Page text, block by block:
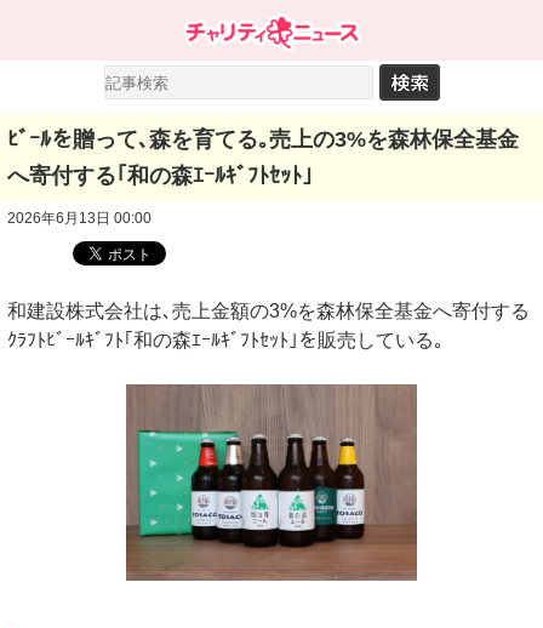
ﾋﾞｰﾙを贈って､森を育てる｡売上の3%を森林保全基金
へ寄付する｢和の森ｴｰﾙｷﾞﾌﾄｾｯﾄ｣
2026年6月13日 00:00
和建設株式会社は､売上金額の3%を森林保全基金へ寄付する
ｸﾗﾌﾄﾋﾞｰﾙｷﾞﾌﾄ｢和の森ｴｰﾙｷﾞﾌﾄｾｯﾄ｣を販売している｡